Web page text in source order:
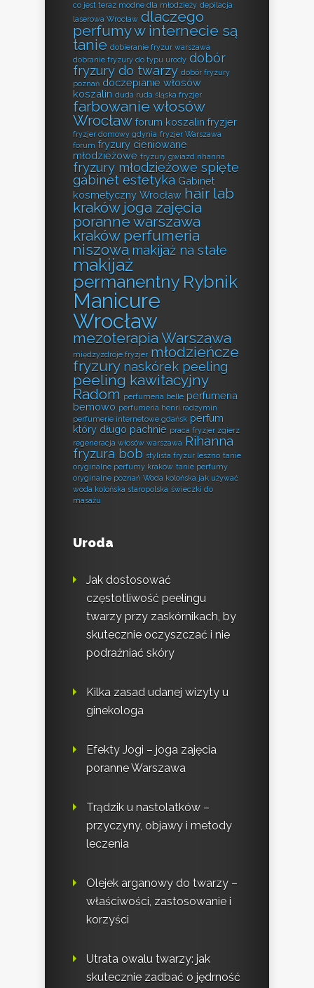
co jest teraz modne dla młodzieży depilacja
laserowa Wrocław dlaczego
perfumy w internecie są
tanie dobieranie fryzur warszawa
dobranie fryzury do typu urody dobór
fryzury do twarzy dobór fryzury
poznań doczepianie włosów
koszalin duda ruda śląska fryzjer
farbowanie włosów
Wrocław forum koszalin fryzjer
fryzjer domowy gdynia fryzjer Warszawa
forum fryzury cieniowane
młodzieżowe fryzury gwiazd rihanna
fryzury młodzieżowe spięte
gabinet estetyka Gabinet
kosmetyczny Wrocław hair lab
kraków joga zajęcia
poranne warszawa
kraków perfumeria
niszowa makijaż na stałe
makijaż
permanentny Rybnik
Manicure
Wrocław
mezoterapia Warszawa
międzyzdroje fryzjer młodzieńcze
fryzury naskórek peeling
peeling kawitacyjny
Radom perfumeria belle perfumeria
bemowo perfumeria henri radzymin
perfumerie internetowe gdańsk perfum
który długo pachnie praca fryzjer zgierz
regeneracja włosów warszawa Rihanna
fryzura bob stylista fryzur leszno tanie
oryginalne perfumy kraków tanie perfumy
oryginalne poznań Woda kolońska jak używać
woda kolońska staropolska świeczki do
masażu
Uroda
Jak dostosować
częstotliwość peelingu
twarzy przy zaskórnikach, by
skutecznie oczyszczać i nie
podrażniać skóry
Kilka zasad udanej wizyty u
ginekologa
Efekty Jogi – joga zajęcia
poranne Warszawa
Trądzik u nastolatków –
przyczyny, objawy i metody
leczenia
Olejek arganowy do twarzy –
właściwości, zastosowanie i
korzyści
Utrata owalu twarzy: jak
skutecznie zadbać o jędrność